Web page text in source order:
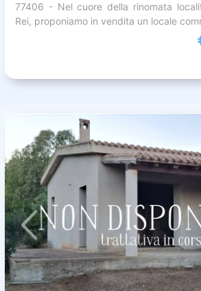
77406 - Nel cuore della rinomata
Rei, proponiamo in vendita un locale